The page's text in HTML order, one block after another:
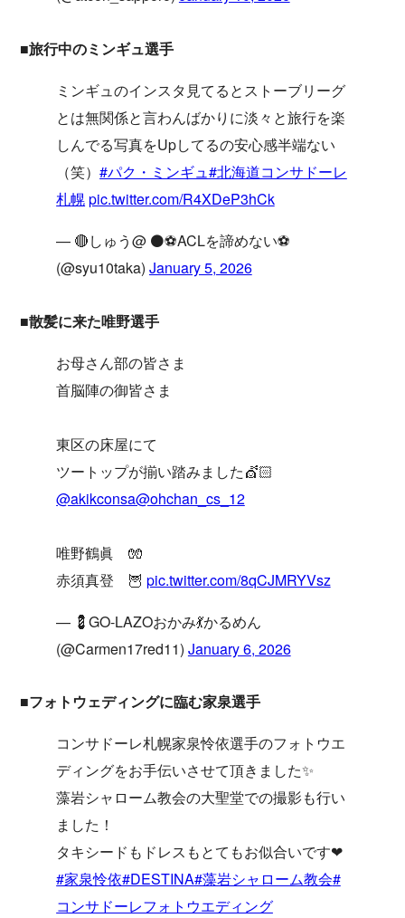
■旅行中のミンギュ選手
ミンギュのインスタ見てるとストーブリーグ
とは無関係と言わんばかりに淡々と旅行を楽
しんでる写真をUpしてるの安心感半端ない
（笑）#パク・ミンギュ#北海道コンサドーレ
札幌pic.twitter.com/R4XDeP3hCk
— 🔴しゅう@ ⚫⚽ACLを諦めない⚽
(@syu10taka) January 5, 2026
■散髪に来た唯野選手
お母さん部の皆さま
首脳陣の御皆さま
東区の床屋にて
ツートップが揃い踏みました💇🏻
@akikconsa@ohchan_cs_12
唯野鶴眞 🧤
赤須真登 🦉pic.twitter.com/8qCJMRYVsz
— 💈GO-LAZOおかみ💃かるめん
(@Carmen17red11) January 6, 2026
■フォトウェディングに臨む家泉選手
コンサドーレ札幌家泉怜依選手のフォトウエ
ディングをお手伝いさせて頂きました✨
藻岩シャローム教会の大聖堂での撮影も行い
ました！
タキシードもドレスもとてもお似合いです❤
#家泉怜依#DESTINA#藻岩シャローム教会#
コンサドーレフォトウエディング